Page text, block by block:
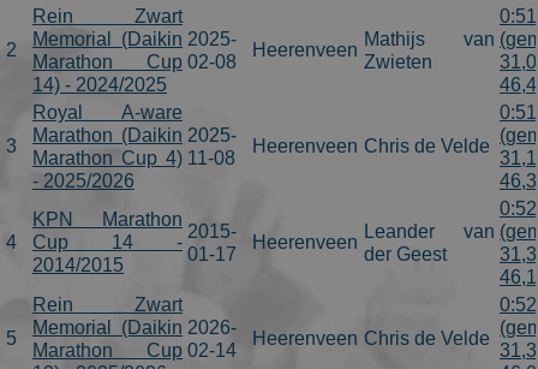
2
Rein Zwart
Memorial (Daikin
Marathon Cup
14) - 2024/2025
2025-
02-08
Heerenveen
Mathijs van
Zwieten
3
Royal A-ware
Marathon (Daikin
Marathon Cup 4)
- 2025/2026
2025-
11-08
Heerenveen Chris de Velde
4
KPN Marathon
Cup 14 -
2014/2015
2015-
01-17
Heerenveen
Leander van
der Geest
5
Rein Zwart
Memorial (Daikin
Marathon Cup
2026-
02-14
Heerenveen Chris de Velde